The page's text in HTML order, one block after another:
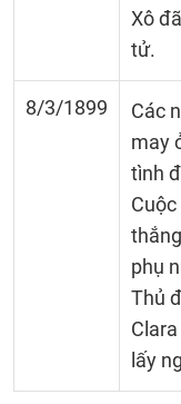
Xô
tử.
8/3/1899
Các
may
tình
phụ
Thủ
lấy